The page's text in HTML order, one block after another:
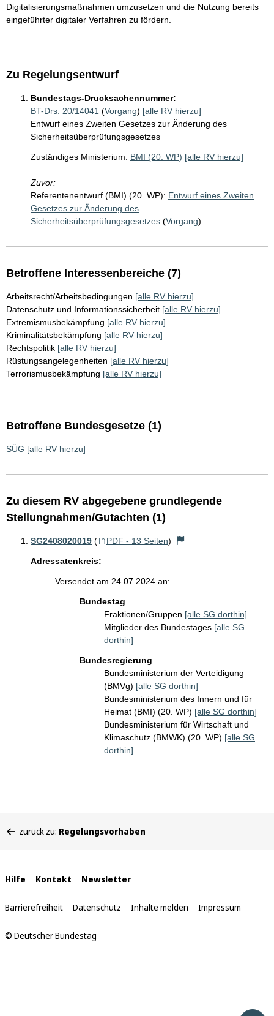
Digitalisierungsmaßnahmen umzusetzen und die Nutzung bereits
eingeführter digitaler Verfahren zu fördern.
Zu Regelungsentwurf
Bundestags-Drucksachennummer:
BT-Drs. 20/14041 (Vorgang) [alle RV hierzu]
Entwurf eines Zweiten Gesetzes zur Änderung des
Sicherheitsüberprüfungsgesetzes
Zuständiges Ministerium: BMI (20. WP) [alle RV hierzu]
Zuvor:
Referentenentwurf (BMI) (20. WP): Entwurf eines Zweiten
Gesetzes zur Änderung des
Sicherheitsüberprüfungsgesetzes (Vorgang)
Betroffene Interessenbereiche (7)
Arbeitsrecht/Arbeitsbedingungen [alle RV hierzu]
Datenschutz und Informationssicherheit [alle RV hierzu]
Extremismusbekämpfung [alle RV hierzu]
Kriminalitätsbekämpfung [alle RV hierzu]
Rechtspolitik [alle RV hierzu]
Rüstungsangelegenheiten [alle RV hierzu]
Terrorismusbekämpfung [alle RV hierzu]
Betroffene Bundesgesetze (1)
SÜG [alle RV hierzu]
Zu diesem RV abgegebene grundlegende
Stellungnahmen/Gutachten (1)
SG2408020019 ( PDF - 13 Seiten)
Adressatenkreis:
Versendet am 24.07.2024 an:
Bundestag
Fraktionen/Gruppen [alle SG dorthin]
Mitglieder des Bundestages [alle SG
dorthin]
Bundesregierung
Bundesministerium der Verteidigung
(BMVg) [alle SG dorthin]
Bundesministerium des Innern und für
Heimat (BMI) (20. WP) [alle SG dorthin]
Bundesministerium für Wirtschaft und
Klimaschutz (BMWK) (20. WP) [alle SG
dorthin]
befinden
zurück zu: Regelungsvorhaben
Interne
Links
Hilfe Kontakt Newsletter
Barrierefreiheit Datenschutz Inhalte melden Impressum
© Deutscher Bundestag